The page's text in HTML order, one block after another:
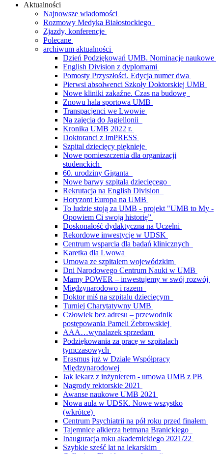
Aktualności
Najnowsze wiadomości
Rozmowy Medyka Białostockiego
Zjazdy, konferencje
Polecane
archiwum aktualności
Dzień Podziękowań UMB. Nominacje naukowe
English Division z dyplomami
Pomosty Przyszłości. Edycja numer dwa
Pierwsi absolwenci Szkoły Doktorskiej UMB
Nowe kliniki zakaźne. Czas na budowę
Znowu hala sportowa UMB
Transpacjenci we Lwowie
Na zajęcia do Jagiellonii
Kronika UMB 2022 r.
Doktoranci z ImPRESS
Szpital dziecięcy pięknieje
Nowe pomieszczenia dla organizacji
studenckich
60. urodziny Giganta
Nowe barwy szpitala dziecięcego
Rekrutacja na English Division
Horyzont Europa na UMB
To ludzie stoją za UMB - projekt "UMB to My -
Opowiem Ci swoją historię”
Doskonałość dydaktyczna na Uczelni
Rekordowe inwestycje w UDSK
Centrum wsparcia dla badań klinicznych
Karetka dla Lwowa
Umowa ze szpitalem wojewódzkim
Dni Narodowego Centrum Nauki w UMB
Mamy POWER – inwestujemy w swój rozwój
Międzynarodowo i razem
Doktor miś na szpitalu dziecięcym
Turniej Charytatywny UMB
Człowiek bez adresu – przewodnik
postępowania Pameli Żebrowskiej
AAA…wynalazek sprzedam
Podziękowania za pracę w szpitalach
tymczasowych
Erasmus już w Dziale Współpracy
Międzynarodowej
Jak lekarz z inżynierem - umowa UMB z PB
Nagrody rektorskie 2021
Awanse naukowe UMB 2021
Nowa aula w UDSK. Nowe wszystko
(wkrótce)
Centrum Psychiatrii na pół roku przed finałem
Tajemnice alkierza hetmana Branickiego
Inauguracja roku akademickiego 2021/22
Szybkie sześć lat na lekarskim